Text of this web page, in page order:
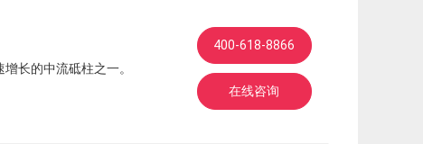
长的中流砥柱之一。
400-618-8866
在线咨询